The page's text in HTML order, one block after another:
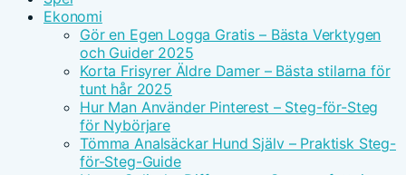
Ekonomi
Gör en Egen Logga Gratis – Bästa Verktygen
och Guider 2025
Korta Frisyrer Äldre Damer – Bästa stilarna för
tunt hår 2025
Hur Man Använder Pinterest – Steg-för-Steg
för Nybörjare
Tömma Analsäckar Hund Själv – Praktisk Steg-
för-Steg-Guide